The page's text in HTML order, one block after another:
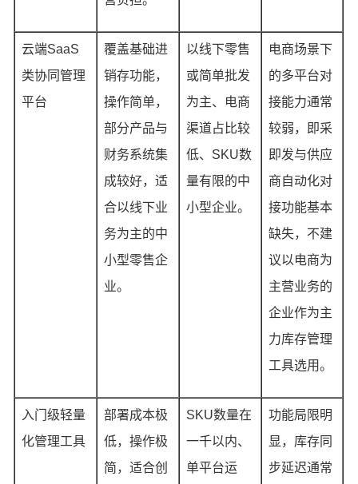
云端SaaS
类协同管理
平台
覆盖基础进
销存功能，
操作简单，
部分产品与
财务系统集
成较好，适
合以线下业
务为主的中
小型零售企
业。
以线下零售
或简单批发
为主、电商
渠道占比较
低、SKU数
量有限的中
小型企业。
电商场景下
的多平台对
接能力通常
较弱，即采
即发与供应
商自动化对
接功能基本
缺失，不建
议以电商为
主营业务的
企业作为主
力库存管理
工具选用。
入门级轻量
化管理工具
部署成本极
低，操作极
简，适合创
SKU数量在
一千以内、
单平台运
功能局限明
显，库存同
步延迟通常